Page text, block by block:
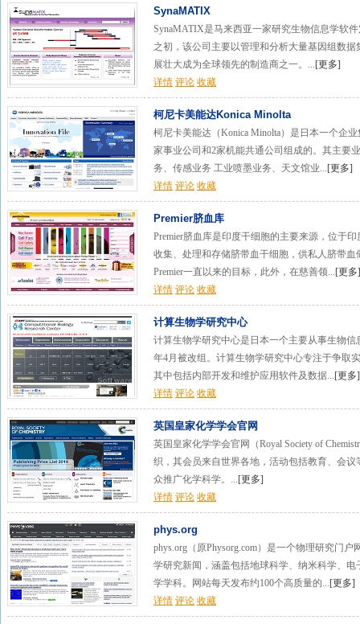
SynaMATIX
SynaMATIX是马来西亚一家研究生物信息学软
之初，该公司主要以管理和分析大量基因组数
展壮大成为全球领先的制造商之一。...[更多]
详情 评论 收藏
柯尼卡美能达Konica Minolta
柯尼卡美能达（Konica Minolta）是日本一个企
家事业公司和2家机能共通公司组成的。其主要
务、传感业务 工业喷墨业务、天文馆业...[更多]
详情 评论 收藏
Premier脐血库
Premier脐血库是印度干细胞的主要来源，位于
收集、处理和存储脐带血干细胞，供私人脐带
Premier一直以来的目标，此外，在慈善领...[更多]
详情 评论 收藏
计算生物学研究中心
计算生物学研究中心是日本一个主要从事生物
年4月被改组。计算生物学研究中心专注于争取
其中包括内部开发和维护应用软件及数据...[更多]
详情 评论 收藏
英国皇家化学学会官网
英国皇家化学学会官网（Royal Society of
织，其会员来自世界各地，活动包括教育、会
众推广化学科学。...[更多]
详情 评论 收藏
phys.org
phys.org（原Physorg.com）是一个物理研究门
学研究新闻，涵盖包括地球科学、纳米科学、
学学科。网站每天发布约100个高质量的...[更多]
详情 评论 收藏